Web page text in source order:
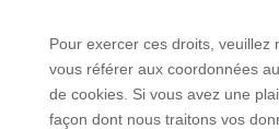
Pour exercer ces droits, veuillez
vous référer aux coordonnées
de cookies. Si vous avez une
façon dont nous traitons vos